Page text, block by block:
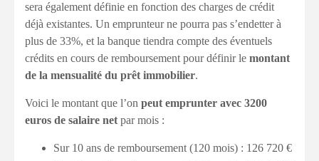
sera également définie en fonction des charges de crédit
déjà existantes. Un emprunteur ne pourra pas s’endetter à
plus de 33%, et la banque tiendra compte des éventuels
crédits en cours de remboursement pour définir le montant
de la mensualité du prêt immobilier.
Voici le montant que l’on peut emprunter avec 3200
euros de salaire net par mois :
Sur 10 ans de remboursement (120 mois) : 126 720 €